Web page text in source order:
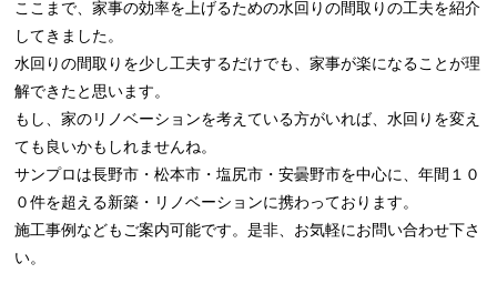
ここまで、家事の効率を上げるための水回りの間取りの工夫を紹介
してきました。
水回りの間取りを少し工夫するだけでも、家事が楽になることが理
解できたと思います。
もし、家のリノベーションを考えている方がいれば、水回りを変え
ても良いかもしれませんね。
サンプロは長野市・松本市・塩尻市・安曇野市を中心に、年間１０
０件を超える新築・リノベーションに携わっております。
施工事例などもご案内可能です。是非、お気軽にお問い合わせ下さ
い。